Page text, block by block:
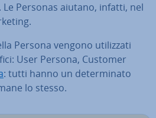
Personas aiutano, infatti, nel
Persona vengono uti­liz­za­ti
User Persona, Customer
: tutti hanno un de­ter­mi­na­to
lo stesso.